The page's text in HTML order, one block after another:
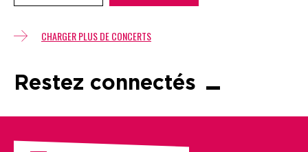
CHARGER PLUS DE CONCERTS
Restez connectés